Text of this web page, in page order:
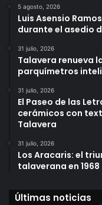
5 agosto, 2026
Luis Asensio
durante el asedio
31 julio, 2026
Talavera renueva
parquímetros
31 julio, 2026
El Paseo de las
cerámicos con
Talavera
31 julio, 2026
Los Aracaris: el
talaverana en 1968
Últimas noticias